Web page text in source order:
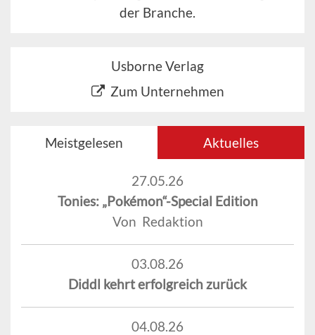
der Branche.
Usborne Verlag
Zum Unternehmen
Meistgelesen Aktuelles
27.05.26
Tonies: „Pokémon“-Special Edition
Von Redaktion
03.08.26
Diddl kehrt erfolgreich zurück
04.08.26